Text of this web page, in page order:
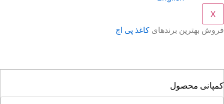
بهترین برندهایکاغذ پی اچ
محصول